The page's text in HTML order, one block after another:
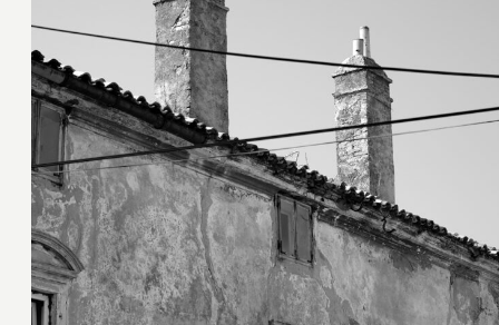
22. September 2022